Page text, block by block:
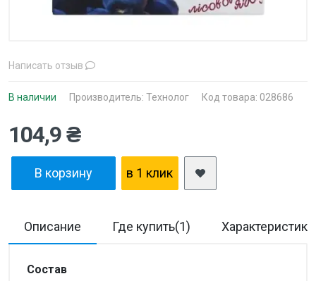
Написать отзыв
В наличии Производитель: Технолог Код товара: 028686
104,9 ₴
В корзину в 1 клик
Описание Где купить(1) Характеристики
Состав